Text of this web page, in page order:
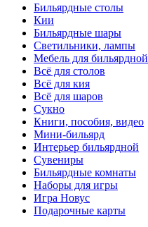
Бильярдные столы
Кии
Бильярдные шары
Светильники, лампы
Мебель для бильярдной
Всё для столов
Всё для кия
Всё для шаров
Сукно
Книги, пособия, видео
Мини-бильярд
Интерьер бильярдной
Сувениры
Бильярдные комнаты
Наборы для игры
Игра Новус
Подарочные карты